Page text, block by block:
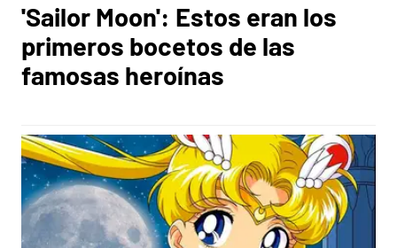
'Sailor Moon': Estos eran los
primeros bocetos de las
famosas heroínas